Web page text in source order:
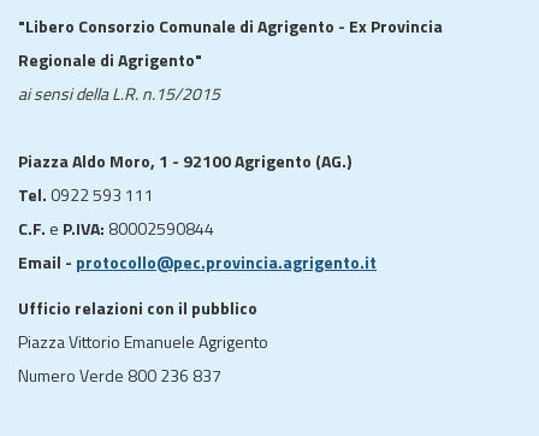
"Libero Consorzio Comunale di Agrigento - Ex Provincia
Regionale di Agrigento"
ai sensi della L.R. n.15/2015
Piazza Aldo Moro, 1 - 92100 Agrigento (AG.)
Tel. 0922 593 111
C.F. e P.IVA: 80002590844
Email - protocollo@pec.provincia.agrigento.it
Ufficio relazioni con il pubblico
Piazza Vittorio Emanuele Agrigento
Numero Verde 800 236 837